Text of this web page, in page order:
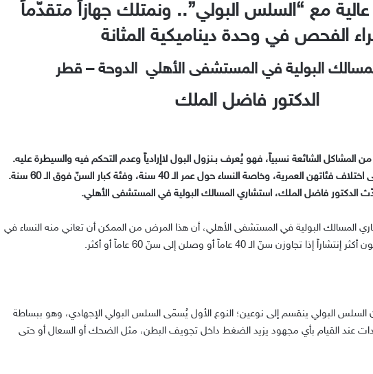
عالية مع “السلس البولي”.. ونمتلك جهازاً متقدّماً
الفحص في وحدة ديناميكية المثانة
البولية في المستشفى الأهلي الدوحة – قطر
الدكتور فاضل الملك
المشاكل الشائعة نسبياً، فهو يُعرف بـنزول البول لاإرادياً وعدم التحكم فيه والسيطرة عليه.
السلس البولي يُصيب النساء على اختلاف فئاتهن العمرية، وخاصة النساء حول عمر الـ 40 سنة، وفئة كبار السنّ فوق الـ 60 سنة.
الدكتور فاضل الملك، استشاري المسالك البولية في المستشفى الأهلي.
المسالك البولية في المستشفى الأهلي، أن هذا المرض من الممكن أن تعاني منه النساء في
سنّ الـ 40 عاماً أو وصلن إلى سنّ 60 عاماً أو أكثر.
السلس البولي ينقسم إلى نوعين؛ النوع الأول يُسمّى السلس البولي الإجهادي، وهو ببساطة
عند القيام بأي مجهود يزيد الضغط داخل تجويف البطن، مثل الضحك أو السعال أو حتى